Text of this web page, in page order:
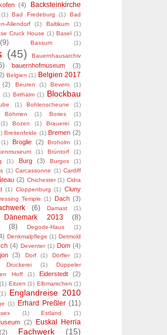
(4)
Backsteinkirche
(1) Bad Fredeburg (1)
Bad
Allendorf (1) Baltikum
(1)
Cruck House (1) Basel (1)
(9) Bassum (1)
(45)
Bauernhausarchiv
bauernhofmuseum (3)
Belgien (1) Belgien 2017
(2) Beuren (1) Bevern (1)
(1) Birthälm (1) Blockbau
(1) Bohlenscheune (1)
Böhmen (1) Bories
(1)
(1) Bozen (1) Brauerei
(1)
Breitenfelde (1) Bremen (2)
(1) Broglie (2) Broholm
(1)
(1) Brüntorf (1)
(1) Burg (3) Burgos (1)
(1) Carcassonne (1) Cardiff
(2) Chichester (1) Cidra
(1) Cloppenburg (1) Cluny
Temple (1) Dach (3)
(6) Damast (1)
Dänemark 2013
(8)
(8) Degode-Haus (1)
Denkmalpflege (1) Detmold
(4) Deventer (1) Dom (4)
(3) Dorf (1) Dörfler
(1)
Druckerei (1)
Düppeler
Hoff (1) Eiderstedt (2)
(1) Eitzen (1) Elbmarschen (1)
Englandreise 2010
(1) Erhard Preßler (11)
(1) Estland (1)
(2)
Euskal Herria
(2) Fachwerk (15)